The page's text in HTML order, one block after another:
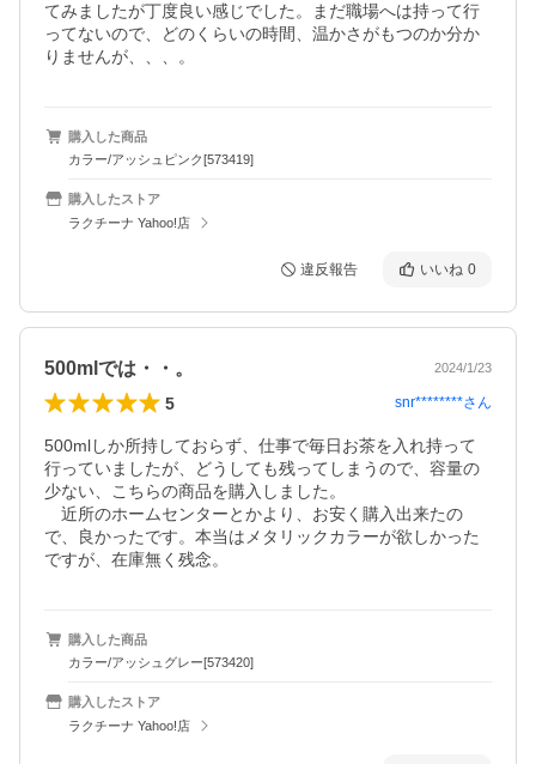
てみましたが丁度良い感じでした。まだ職場へは持って行
ってないので、どのくらいの時間、温かさがもつのか分か
りませんが、、、。
購入した商品
カラー/アッシュピンク[573419]
購入したストア
ラクチーナ Yahoo!店
違反報告 いいね 0
500mlでは・・。 2024/1/23
5 snr********さん
500mlしか所持しておらず、仕事で毎日お茶を入れ持って
行っていましたが、どうしても残ってしまうので、容量の
少ない、こちらの商品を購入しました。
近所のホームセンターとかより、お安く購入出来たの
で、良かったです。本当はメタリックカラーが欲しかった
ですが、在庫無く残念。
購入した商品
カラー/アッシュグレー[573420]
購入したストア
ラクチーナ Yahoo!店